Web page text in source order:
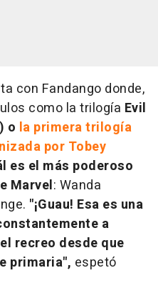
con Fandango donde,
como la trilogía Evil
o la primera trilogía
por Tobey
es el más poderoso
Marvel: Wanda
"¡Guau! Esa es una
a
recreo desde que
primaria", espetó